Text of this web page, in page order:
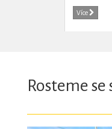
domova
svátky si...
Více
Rosteme